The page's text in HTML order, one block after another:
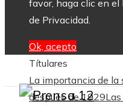
favor, haga clic en
de Privacidad.
Ok, acepto
Títulares
La importancia de
después de 1929